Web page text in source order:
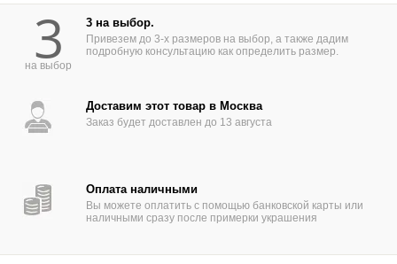
3
на выбор
3 на выбор.
Привезем до 3-х размеров на выбор, а также дадим
подробную консультацию как определить размер.
Доставим этот товар в Москва
Заказ будет доставлен до 13 августа
Оплата наличными
Вы можете оплатить с помощью банковской карты или
наличными сразу после примерки украшения